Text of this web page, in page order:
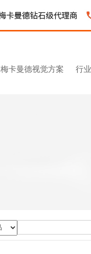
梅卡曼德视觉方案 行